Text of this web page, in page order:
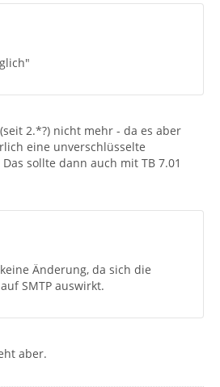
2.*?) nicht mehr - da es aber
eine unverschlüsselte
sollte dann auch mit TB 7.01
Änderung, da sich die
SMTP auswirkt.
aber.